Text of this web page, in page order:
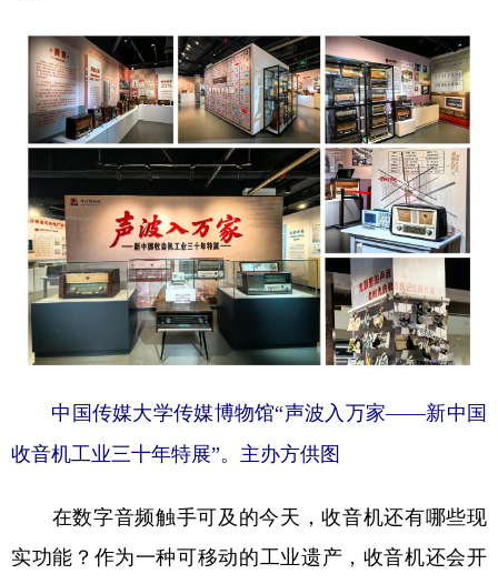
陕西 甘肃 青海 宁夏
新疆 内蒙古 黑龙江
多语种频道
English Español Français عربى
Русский язык 日本語 한국어
Português
中国传媒大学传媒博物馆“声波入万家——新中国
收音机工业三十年特展”。主办方供图
在数字音频触手可及的今天，收音机还有哪些现
实功能？作为一种可移动的工业遗产，收音机还会开